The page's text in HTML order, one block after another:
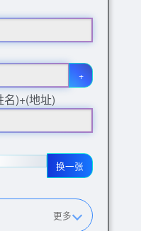
+
)+(地址)
换一张
更多